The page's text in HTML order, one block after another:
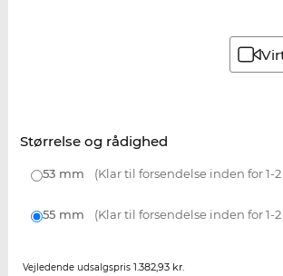
Størrelse og rådighed
53 mm (Klar til forsendelse inden for 1-
55 mm (Klar til forsendelse inden for 1-
Vejledende udsalgspris 1.382,93 kr.